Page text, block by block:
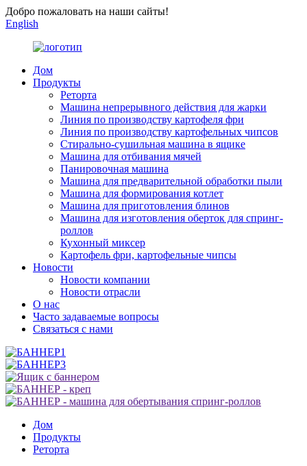
Добро пожаловать на наши сайты!
English
Дом
Продукты
Реторта
Машина непрерывного действия для жарки
Линия по производству картофеля фри
Линия по производству картофельных чипсов
Стирально-сушильная машина в ящике
Машина для отбивания мячей
Панировочная машина
Машина для предварительной обработки пыли
Машина для формирования котлет
Машина для приготовления блинов
Машина для изготовления оберток для спринг-
роллов
Кухонный миксер
Картофель фри, картофельные чипсы
Новости
Новости компании
Новости отрасли
О нас
Часто задаваемые вопросы
Связаться с нами
Дом
Продукты
Реторта